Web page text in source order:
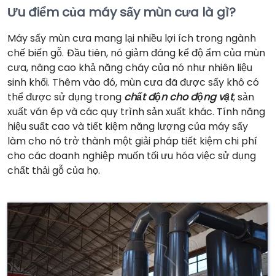
Ưu điểm của máy sấy mùn cưa là gì?
Máy sấy mùn cưa mang lại nhiều lợi ích trong ngành
chế biến gỗ. Đầu tiên, nó giảm đáng kể độ ẩm của mùn
cưa, nâng cao khả năng cháy của nó như nhiên liệu
sinh khối. Thêm vào đó, mùn cưa đã được sấy khô có
thể được sử dụng trong chất độn cho động vật, sản
xuất ván ép và các quy trình sản xuất khác. Tính năng
hiệu suất cao và tiết kiệm năng lượng của máy sấy
làm cho nó trở thành một giải pháp tiết kiệm chi phí
cho các doanh nghiệp muốn tối ưu hóa việc sử dụng
chất thải gỗ của họ.